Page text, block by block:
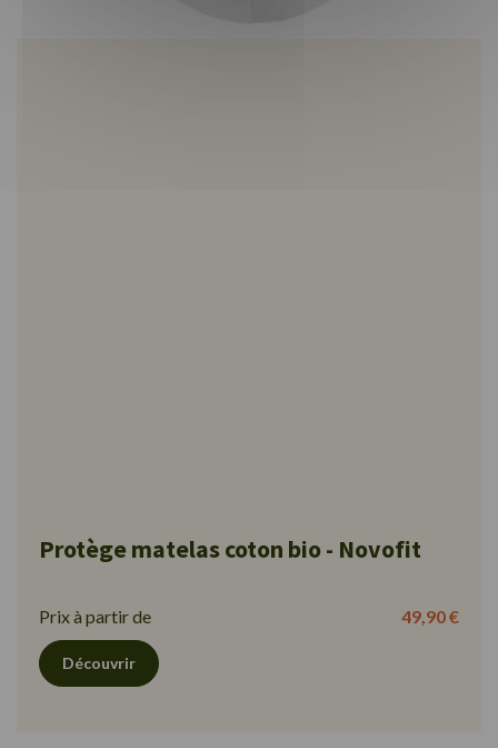
Protège matelas coton bio - Novofit
Prix à partir de 49,90 €
Découvrir